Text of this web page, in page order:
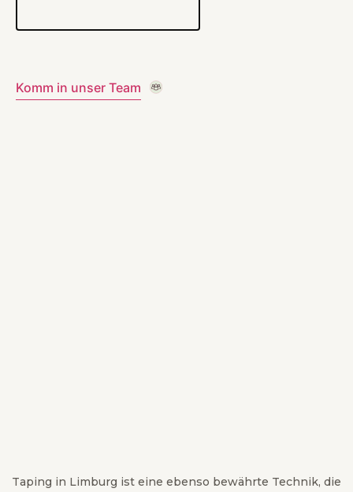
Komm in unser Team
Taping in Limburg ist eine ebenso bewährte Technik, die